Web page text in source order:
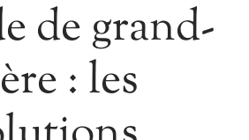
de grand-
: les